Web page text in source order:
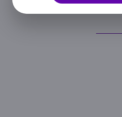
durata annuale, premi
frazionamento in